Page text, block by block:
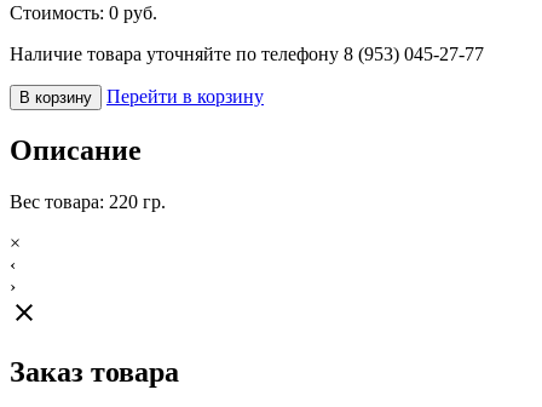
Стоимость: 0 руб.
Наличие товара уточняйте по телефону 8 (953) 045-27-77
В корзину Перейти в корзину
Описание
Вес товара: 220 гр.
×
‹
›
close
Заказ товара